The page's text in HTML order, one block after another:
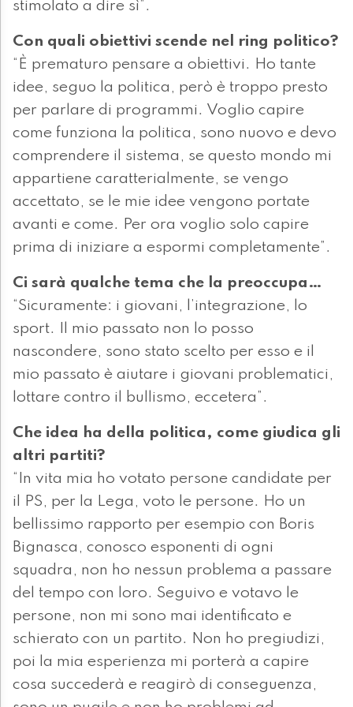
stimolato a dire sì”.
Con quali obiettivi scende nel ring politico?
“È prematuro pensare a obiettivi. Ho tante
idee, seguo la politica, però è troppo presto
per parlare di programmi. Voglio capire
come funziona la politica, sono nuovo e devo
comprendere il sistema, se questo mondo mi
appartiene caratterialmente, se vengo
accettato, se le mie idee vengono portate
avanti e come. Per ora voglio solo capire
prima di iniziare a espormi completamente”.
Ci sarà qualche tema che la preoccupa…
“Sicuramente: i giovani, l’integrazione, lo
sport. Il mio passato non lo posso
nascondere, sono stato scelto per esso e il
mio passato è aiutare i giovani problematici,
lottare contro il bullismo, eccetera”.
Che idea ha della politica, come giudica gli
altri partiti?
“In vita mia ho votato persone candidate per
il PS, per la Lega, voto le persone. Ho un
bellissimo rapporto per esempio con Boris
Bignasca, conosco esponenti di ogni
squadra, non ho nessun problema a passare
del tempo con loro. Seguivo e votavo le
persone, non mi sono mai identificato e
schierato con un partito. Non ho pregiudizi,
poi la mia esperienza mi porterà a capire
cosa succederà e reagirò di conseguenza,